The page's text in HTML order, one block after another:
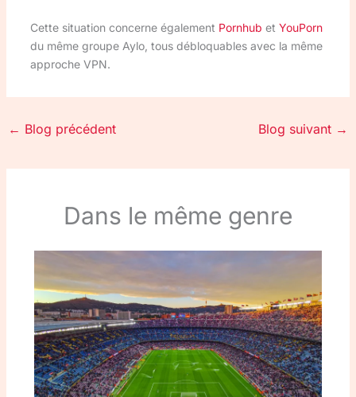
Cette situation concerne également Pornhub et YouPorn
du même groupe Aylo, tous débloquables avec la même
approche VPN.
← Blog précédent Blog suivant →
Dans le même genre